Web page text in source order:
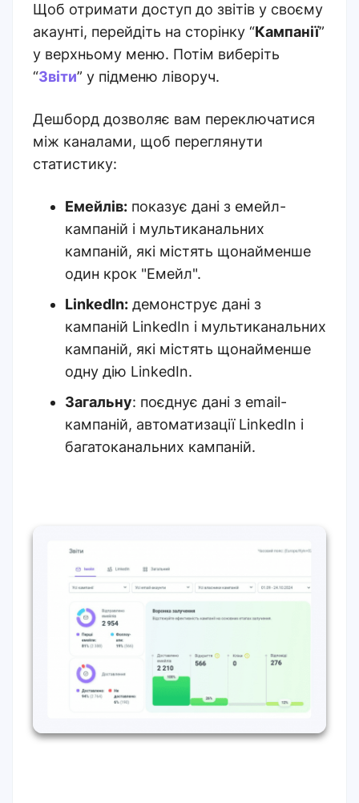
Щоб отримати доступ до звітів у своєму
акаунті, перейдіть на сторінку “Кампанії”
у верхньому меню. Потім виберіть
“Звіти” у підменю ліворуч.
Дешборд дозволяє вам переключатися
між каналами, щоб переглянути
статистику:
Емейлів: показує дані з емейл-
кампаній і мультиканальних
кампаній, які містять щонайменше
один крок "Емейл".
LinkedIn: демонструє дані з
кампаній LinkedIn і мультиканальних
кампаній, які містять щонайменше
одну дію LinkedIn.
Загальну: поєднує дані з email-
кампаній, автоматизації LinkedIn і
багатоканальних кампаній.